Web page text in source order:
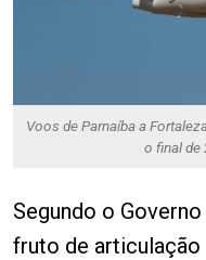
Voos de Parnaíba a
o final de
Segundo o
fruto de